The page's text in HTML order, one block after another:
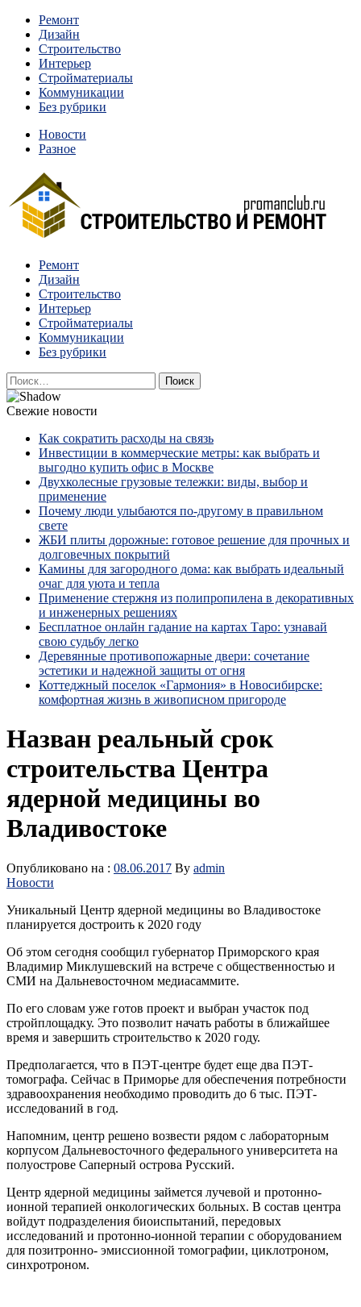
Перейти
содержимому
Ремонт
Дизайн
Строительство
Интерьер
Стройматериалы
Коммуникации
Без рубрики
Новости
Разное
Строительство и ремонт
Квартиры и дома, в которых живут разные люди, очень
отличаются между собой.
Ремонт
Дизайн
Строительство
Интерьер
Стройматериалы
Коммуникации
Без рубрики
Найти:
Свежие новости
Как сократить расходы на связь
Инвестиции в коммерческие метры: как выбрать и
выгодно купить офис в Москве
Двухколесные грузовые тележки: виды, выбор и
применение
Почему люди улыбаются по‑другому в правильном
свете
ЖБИ плиты дорожные: готовое решение для прочных и
долговечных покрытий
Камины для загородного дома: как выбрать идеальный
очаг для уюта и тепла
Применение стержня из полипропилена в декоративных
и инженерных решениях
Бесплатное онлайн гадание на картах Таро: узнавай
свою судьбу легко
Деревянные противопожарные двери: сочетание
эстетики и надежной защиты от огня
Коттеджный поселок «Гармония» в Новосибирске:
комфортная жизнь в живописном пригороде
Назван реальный срок
строительства Центра
ядерной медицины во
Владивостоке
Опубликовано на : 08.06.2017 By admin
Новости
Уникальный Центр ядерной медицины во Владивостоке
планируется достроить к 2020 году
Об этом сегодня сообщил губернатор Приморского края
Владимир Миклушевский на встрече с общественностью и
СМИ на Дальневосточном медиасаммите.
По его словам уже готов проект и выбран участок под
стройплощадку. Это позволит начать работы в ближайшее
время и завершить строительство к 2020 году.
Предполагается, что в ПЭТ-центре будет еще два ПЭТ-
томографа. Сейчас в Приморье для обеспечения потребности
здравоохранения необходимо проводить до 6 тыс. ПЭТ-
исследований в год.
Напомним, центр решено возвести рядом с лабораторным
корпусом Дальневосточного федерального университета на
полуострове Саперный острова Русский.
Центр ядерной медицины займется лучевой и протонно-
ионной терапией онкологических больных. В состав центра
войдут подразделения биоиспытаний, передовых
исследований и протонно-ионной терапии с оборудованием
для позитронно- эмиссионной томографии, циклотроном,
синхротроном.